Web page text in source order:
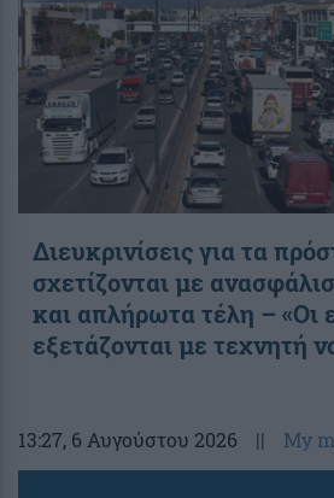
Διευκρινίσεις για τα
σχετίζονται με
και απλήρωτα τέλη – «Οι
εξετάζονται με τεχνητή
13:27, 6 Αυγούστου 2026 || My